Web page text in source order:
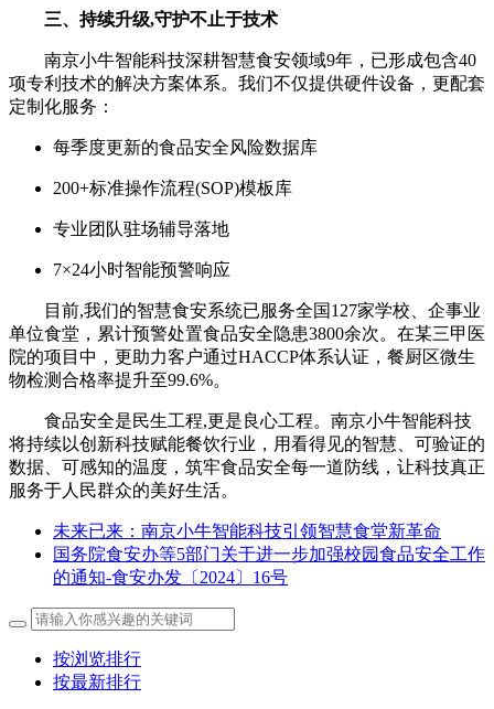
三、持续升级,守护不止于技术
南京小牛智能科技深耕智慧食安领域9年，已形成包含40
项专利技术的解决方案体系。我们不仅提供硬件设备，更配套
定制化服务：
每季度更新的食品安全风险数据库
200+标准操作流程(SOP)模板库
专业团队驻场辅导落地
7×24小时智能预警响应
目前,我们的智慧食安系统已服务全国127家学校、企事业
单位食堂，累计预警处置食品安全隐患3800余次。在某三甲医
院的项目中，更助力客户通过HACCP体系认证，餐厨区微生
物检测合格率提升至99.6%。
食品安全是民生工程,更是良心工程。南京小牛智能科技
将持续以创新科技赋能餐饮行业，用看得见的智慧、可验证的
数据、可感知的温度，筑牢食品安全每一道防线，让科技真正
服务于人民群众的美好生活。
未来已来：南京小牛智能科技引领智慧食堂新革命
国务院食安办等5部门关于进一步加强校园食品安全工作
的通知-食安办发〔2024〕16号
按浏览排行
按最新排行